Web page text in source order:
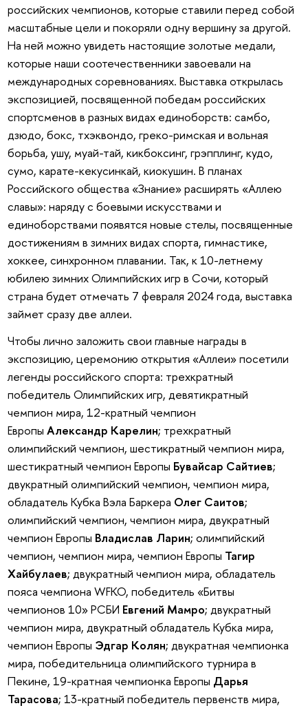
российских чемпионов, которые ставили перед собой
масштабные цели и покоряли одну вершину за другой.
На ней можно увидеть настоящие золотые медали,
которые наши соотечественники завоевали на
международных соревнованиях. Выставка открылась
экспозицией, посвященной победам российских
спортсменов в разных видах единоборств: самбо,
дзюдо, бокс, тхэквондо, греко-римская и вольная
борьба, ушу, муай-тай, кикбоксинг, грэпплинг, кудо,
сумо, карате-кекусинкай, киокушин. В планах
Российского общества «Знание» расширять «Аллею
славы»: наряду с боевыми искусствами и
единоборствами появятся новые стелы, посвященные
достижениям в зимних видах спорта, гимнастике,
хоккее, синхронном плавании. Так, к 10-летнему
юбилею зимних Олимпийских игр в Сочи, который
страна будет отмечать 7 февраля 2024 года, выставка
займет сразу две аллеи.
Чтобы лично заложить свои главные награды в
экспозицию, церемонию открытия «Аллеи» посетили
легенды российского спорта: трехкратный
победитель Олимпийских игр, девятикратный
чемпион мира, 12-кратный чемпион
Европы Александр Карелин; трехкратный
олимпийский чемпион, шестикратный чемпион мира,
шестикратный чемпион Европы Бувайсар Сайтиев;
двукратный олимпийский чемпион, чемпион мира,
обладатель Кубка Вэла Баркера Олег Саитов;
олимпийский чемпион, чемпион мира, двукратный
чемпион Европы Владислав Ларин; олимпийский
чемпион, чемпион мира, чемпион Европы Тагир
Хайбулаев; двукратный чемпион мира, обладатель
пояса чемпиона WFKO, победитель «Битвы
чемпионов 10» РСБИ Евгений Мамро; двукратный
чемпион мира, двукратный обладатель Кубка мира,
чемпион Европы Эдгар Колян; двукратная чемпионка
мира, победительница олимпийского турнира в
Пекине, 19-кратная чемпионка Европы Дарья
Тарасова; 13-кратный победитель первенств мира,